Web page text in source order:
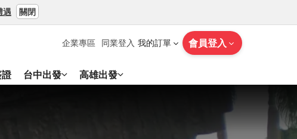
遇 關閉
企業專區 同業登入 我的訂單 會員登入
台中出發 高雄出發